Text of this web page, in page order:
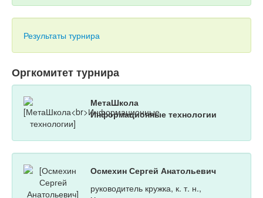
Результаты турнира
Оргкомитет турнира
МетаШкола
Информационные технологии
Осмехин Сергей Анатольевич
руководитель кружка, к. т. н.,